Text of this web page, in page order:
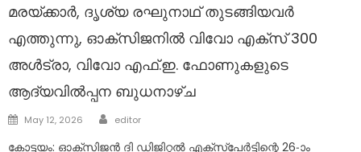
മരയ്ക്കാര്‍, ദൃശ്യ രഘുനാഥ് തുടങ്ങിയവര്‍
എത്തുന്നു, ഓക്‌സിജനില്‍ വിവോ എക്‌സ് 300
അള്‍ട്രാ, വിവോ എഫ്.ഇ. ഫോണുകളുടെ
ആദ്യവില്‍പ്പന ബുധനാഴ്ച
Posted
May 12, 2026 Author
editor
കോട്ടയം: ഓക്‌സിജന്‍ ദി ഡിജിറ്റല്‍ എക്‌സ്‌പേര്‍ട്ടിന്റെ 26-ാം